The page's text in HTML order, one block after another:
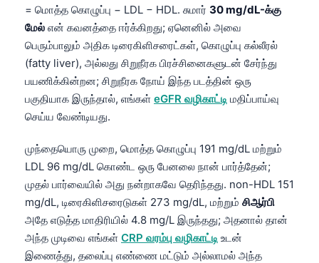
= மொத்த கொழுப்பு − LDL − HDL. சுமார் 30 mg/dL-க்கு
மேல் என் கவனத்தை ஈர்க்கிறது; ஏனெனில் அவை
பெரும்பாலும் அதிக டிரைகிளிசரைட்கள், கொழுப்பு கல்லீரல்
(fatty liver), அல்லது சிறுநீரக பிரச்சினைகளுடன் சேர்ந்து
பயணிக்கின்றன; சிறுநீரக நோய் இந்த படத்தின் ஒரு
பகுதியாக இருந்தால், எங்கள் eGFR வழிகாட்டி மதிப்பாய்வு
செய்ய வேண்டியது.
முந்தையொரு முறை, மொத்த கொழுப்பு 191 mg/dL மற்றும்
LDL 96 mg/dL கொண்ட ஒரு பேனலை நான் பார்த்தேன்;
முதல் பார்வையில் அது நன்றாகவே தெரிந்தது. non-HDL 151
mg/dL, டிரைகிளிசரைடுகள் 273 mg/dL, மற்றும் சிஆர்பி
அதே எடுத்த மாதிரியில் 4.8 mg/L இருந்தது; அதனால் தான்
அந்த முடிவை எங்கள் CRP வரம்பு வழிகாட்டி உடன்
இணைத்து, தலைப்பு எண்ணை மட்டும் அல்லாமல் அந்த
Polski
한국어
Slovenščina
Magyar
Shqip
اردو
मराठी
తెలుగు
ಕನ್ನಡ